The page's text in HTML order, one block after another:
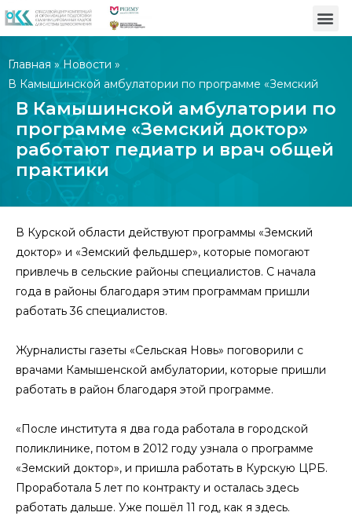
Главная »Новости »
В Камышинской амбулатории по программе «Земский
доктор» работают педиатр и врач общей практики
В Камышинской амбулатории по
программе «Земский доктор»
работают педиатр и врач общей
практики
В Курской области действуют программы «Земский
доктор» и «Земский фельдшер», которые помогают
привлечь в сельские районы специалистов. С начала
года в районы благодаря этим программам пришли
работать 36 специалистов.
Журналисты газеты «Сельская Новь» поговорили с
врачами Камышенской амбулатории, которые пришли
работать в район благодаря этой программе.
«После института я два года работала в городской
поликлинике, потом в 2012 году узнала о программе
«Земский доктор», и пришла работать в Курскую ЦРБ.
Проработала 5 лет по контракту и осталась здесь
работать дальше. Уже пошёл 11 год, как я здесь.